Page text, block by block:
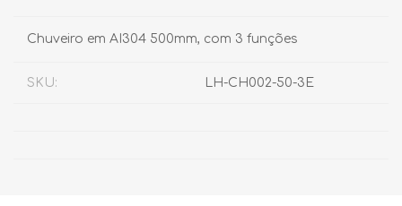
Chuveiro em AI304 500mm, com 3 funções
SKU: LH-CH002-50-3E